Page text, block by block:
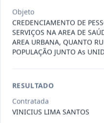
Termo
Inicial
Situação: Encerrado Data:
010-
2023
Termo
Constitui o
Objeto
CREDENCIAMENTO DE
SERVIÇOS NA AREA DE
AREA URBANA, QUANTO
POPULAÇÃO JUNTO As
RESULTADO
Contratada
VINICIUS LIMA SANTOS